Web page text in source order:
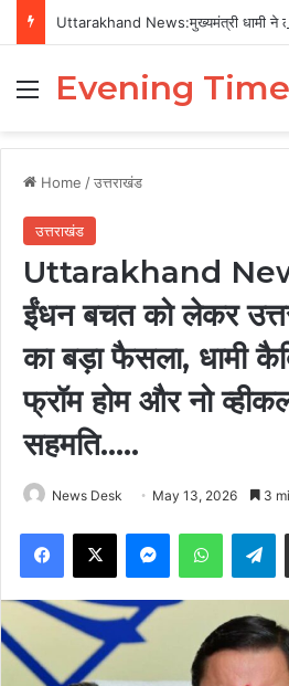
MenuEvening
Home /उत्तराखंड
उत्तराखंड
Uttarakhand
ईंधन बचत को लेकर
का बड़ा फैसला, धामी
फ्रॉम होम और नो
सहमति…..
News Desk May 13, 2026 3
Facebook
X Messenger